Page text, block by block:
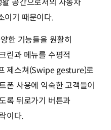
이기 때문이다.
한 기능들을 원활히
린과 메뉴를 수평적
제스쳐(Swipe gesture)로
폰 사용에 익숙한 고객들이
록 뒤로가기 버튼과
이다.